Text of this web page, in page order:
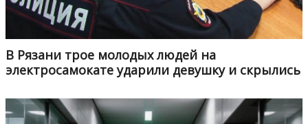
В Рязани трое молодых людей на
электросамокате ударили девушку и скрылись